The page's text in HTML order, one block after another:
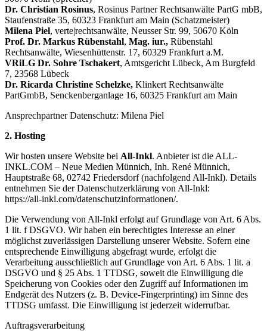
Dr. Christian Rosinus, Rosinus Partner Rechtsanwälte PartG mbB,
Staufenstraße 35, 60323 Frankfurt am Main (Schatzmeister)
Milena Piel, verte|rechtsanwälte, Neusser Str. 99, 50670 Köln
Prof. Dr. Markus Rübenstahl, Mag. iur., Rübenstahl
Rechtsanwälte, Wiesenhüttenstr. 17, 60329 Frankfurt a.M.
VRiLG Dr. Sohre Tschakert, Amtsgericht Lübeck, Am Burgfeld
7, 23568 Lübeck
Dr. Ricarda Christine Schelzke, Klinkert Rechtsanwälte
PartGmbB, Senckenberganlage 16, 60325 Frankfurt am Main
Ansprechpartner Datenschutz: Milena Piel
2. Hosting
Wir hosten unsere Website bei All-Inkl. Anbieter ist die ALL-
INKL.COM – Neue Medien Münnich, Inh. René Münnich,
Hauptstraße 68, 02742 Friedersdorf (nachfolgend All-Inkl). Details
entnehmen Sie der Datenschutzerklärung von All-Inkl:
https://all-inkl.com/datenschutzinformationen/.
Die Verwendung von All-Inkl erfolgt auf Grundlage von Art. 6 Abs.
1 lit. f DSGVO. Wir haben ein berechtigtes Interesse an einer
möglichst zuverlässigen Darstellung unserer Website. Sofern eine
entsprechende Einwilligung abgefragt wurde, erfolgt die
Verarbeitung ausschließlich auf Grundlage von Art. 6 Abs. 1 lit. a
DSGVO und § 25 Abs. 1 TTDSG, soweit die Einwilligung die
Speicherung von Cookies oder den Zugriff auf Informationen im
Endgerät des Nutzers (z. B. Device-Fingerprinting) im Sinne des
TTDSG umfasst. Die Einwilligung ist jederzeit widerrufbar.
Auftragsverarbeitung